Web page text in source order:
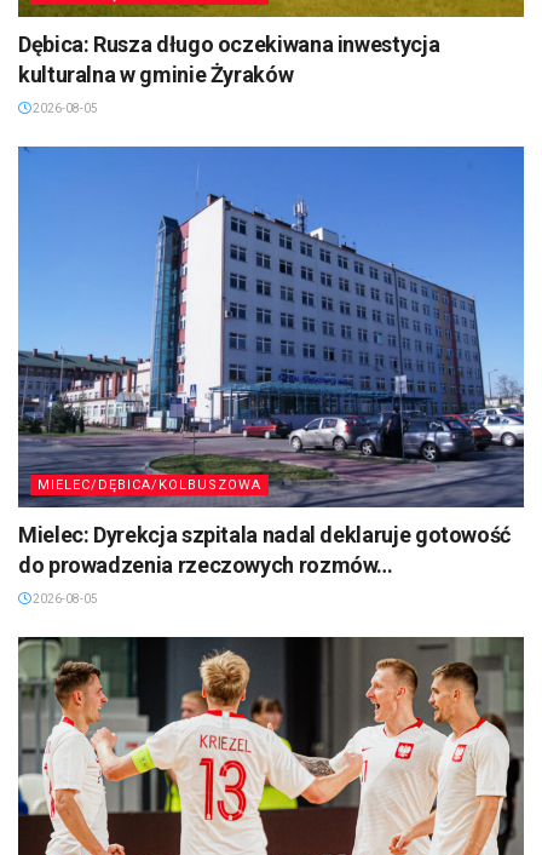
Dębica: Rusza długo oczekiwana inwestycja
kulturalna w gminie Żyraków
2026-08-05
MIELEC/DĘBICA/KOLBUSZOWA
Mielec: Dyrekcja szpitala nadal deklaruje gotowość
do prowadzenia rzeczowych rozmów…
2026-08-05